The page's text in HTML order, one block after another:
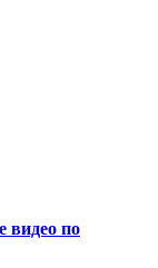
видео по